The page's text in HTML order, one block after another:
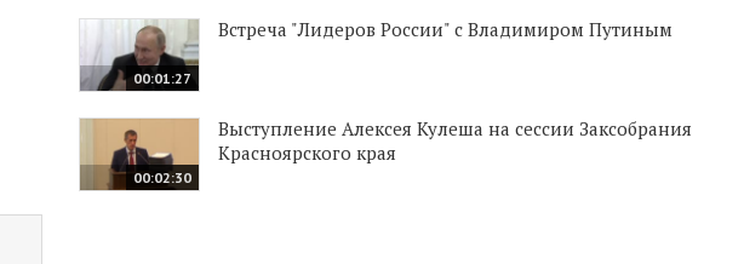
00:01:27
Встреча "Лидеров России" с Владимиром Путиным
00:02:30
Выступление Алексея Кулеша на сессии Заксобрания
Красноярского края